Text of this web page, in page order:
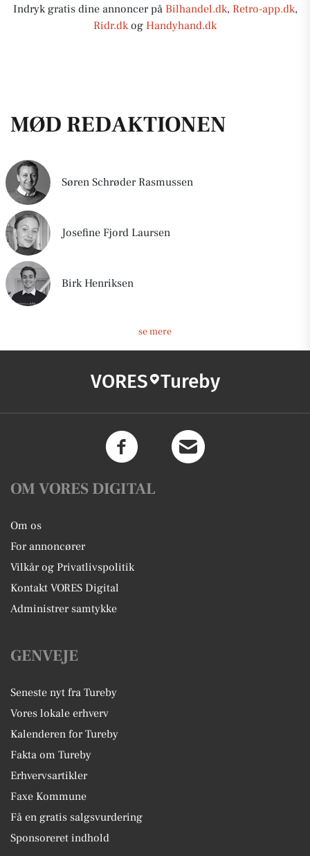
Indryk gratis dine annoncer på Bilhandel.dk, Retro-app.dk,
Ridr.dkog Handyhand.dk
MØD REDAKTIONEN
Søren Schrøder Rasmussen
Josefine Fjord Laursen
Birk Henriksen
se mere
VORES Tureby
OM VORES DIGITAL
Om os
For annoncører
Vilkår og Privatlivspolitik
Kontakt VORES Digital
Administrer samtykke
GENVEJE
Seneste nyt fra Tureby
Vores lokale erhverv
Kalenderen for Tureby
Fakta om Tureby
Erhvervsartikler
Faxe Kommune
Få en gratis salgsvurdering
Sponsoreret indhold